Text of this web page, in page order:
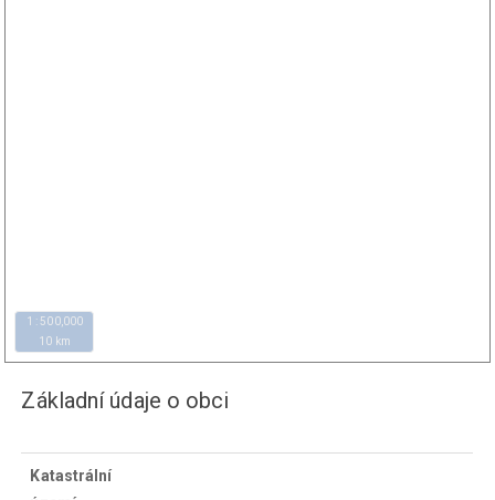
10 km
1 : 500,000
Základní údaje o obci
Katastrální